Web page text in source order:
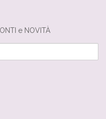
e NOVITÀ